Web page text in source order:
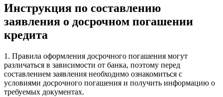
Инструкция по составлению
заявления о досрочном погашении
кредита
1. Правила оформления досрочного погашения могут
различаться в зависимости от банка, поэтому перед
составлением заявления необходимо ознакомиться с
условиями досрочного погашения и получить информацию о
требуемых документах.